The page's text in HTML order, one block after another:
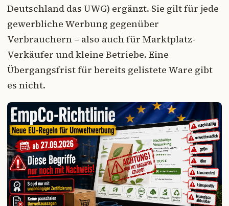
Deutschland das UWG) ergänzt. Sie gilt für jede
gewerbliche Werbung gegenüber
Verbrauchern – also auch für Marktplatz-
Verkäufer und kleine Betriebe. Eine
Übergangsfrist für bereits gelistete Ware gibt
es nicht.